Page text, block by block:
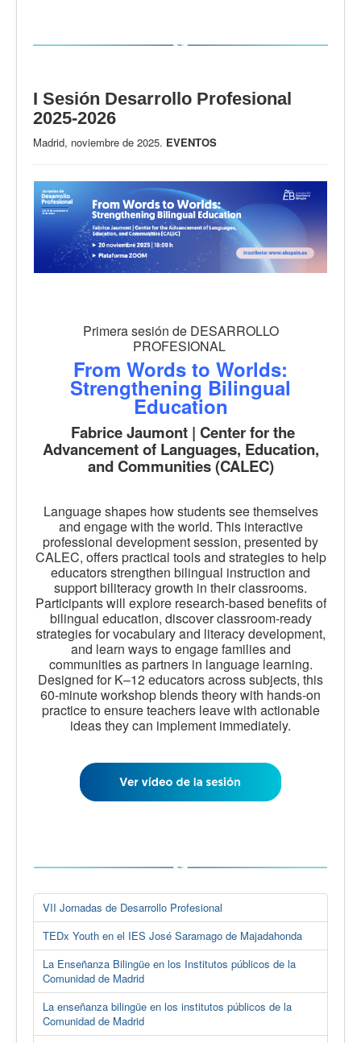
I Sesión Desarrollo Profesional
2025-2026
Madrid, noviembre de 2025. EVENTOS
Primera sesión de DESARROLLO
PROFESIONAL
From Words to Worlds:
Strengthening Bilingual
Education
Fabrice Jaumont | Center for the
Advancement of Languages, Education,
and Communities (CALEC)
Language shapes how students see themselves
and engage with the world. This interactive
professional development session, presented by
CALEC, offers practical tools and strategies to help
educators strengthen bilingual instruction and
support biliteracy growth in their classrooms.
Participants will explore research-based benefits of
bilingual education, discover classroom-ready
strategies for vocabulary and literacy development,
and learn ways to engage families and
communities as partners in language learning.
Designed for K–12 educators across subjects, this
60-minute workshop blends theory with hands-on
practice to ensure teachers leave with actionable
ideas they can implement immediately.
VII Jornadas de Desarrollo Profesional
TEDx Youth en el IES José Saramago de Majadahonda
La Enseñanza Bilingüe en los Institutos públicos de la
Comunidad de Madrid
La enseñanza bilingüe en los institutos públicos de la
Comunidad de Madrid